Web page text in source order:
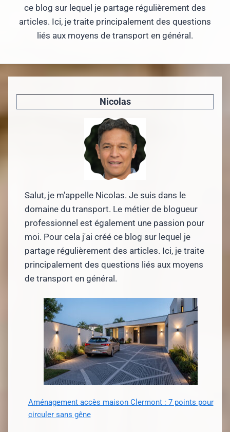
ce blog sur lequel je partage régulièrement des
articles. Ici, je traite principalement des questions
liés aux moyens de transport en général.
Nicolas
Salut, je m'appelle Nicolas. Je suis dans le
domaine du transport. Le métier de blogueur
professionnel est également une passion pour
moi. Pour cela j'ai créé ce blog sur lequel je
partage régulièrement des articles. Ici, je traite
principalement des questions liés aux moyens
de transport en général.
Aménagement accès maison Clermont : 7 points pour
circuler sans gêne